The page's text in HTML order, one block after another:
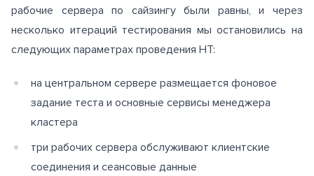
рабочие сервера по сайзингу были равны, и через
несколько итераций тестирования мы остановились на
следующих параметрах проведения НТ:
на центральном сервере размещается фоновое
задание теста и основные сервисы менеджера
кластера
три рабочих сервера обслуживают клиентские
соединения и сеансовые данные